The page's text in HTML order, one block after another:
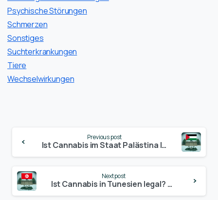
Psychische Störungen
Schmerzen
Sonstiges
Suchterkrankungen
Tiere
Wechselwirkungen
Reading
Previous post
Ist Cannabis im Staat Palästina legal? – Update 2024
Next post
Ist Cannabis in Tunesien legal? – Update 2024